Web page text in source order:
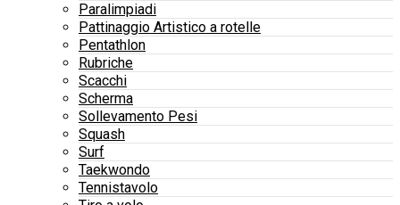
Paralimpiadi
Pattinaggio Artistico a rotelle
Pentathlon
Rubriche
Scacchi
Scherma
Sollevamento Pesi
Squash
Surf
Taekwondo
Tennistavolo